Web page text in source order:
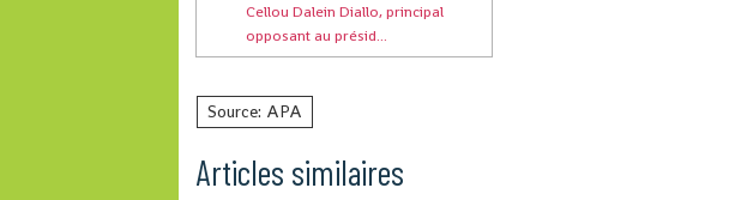
Cellou Dalein Diallo, principal
opposant au présid...
Source: APA
Articles similaires